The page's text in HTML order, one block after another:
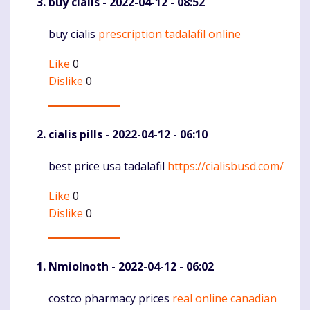
Komentaras
buy cialis prescription tadalafil online
Like 0
Dislike 0
cialis pills - 2022-04-12 - 06:10
Komentaras
best price usa tadalafil https://cialisbusd.com/
Like 0
Dislike 0
NmioInoth - 2022-04-12 - 06:02
Komentaras
costco pharmacy prices real online canadian